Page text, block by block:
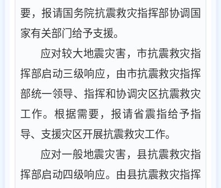
要，报请国务院抗震救灾指挥部协调国
家有关部门 给予支援。
应对较大地震灾害， 市抗震救灾指
挥部启动三级响应 ， 由市抗震救灾指挥
部统一领导、指挥和协调灾区抗震救灾
工作。根据需要，报请省震指给予指
导、支援灾区开展抗震救灾工作。
应对一般地震灾害， 县抗震救灾指
挥部启动四级响应。由县抗震救灾指挥